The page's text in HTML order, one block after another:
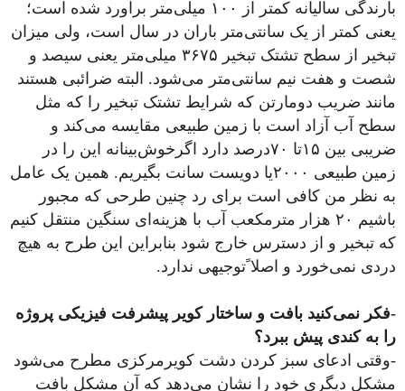
بارندگی سالیانه‌ کمتر از ۱۰۰ میلی‌متر برآورد شده است؛
یعنی کمتر از یک سانتی‌متر باران در سال است، ولی میزان
تبخیر از سطح تشتک تبخیر ۳۶۷۵ میلی‌متر یعنی سیصد و
شصت و هفت نیم سانتی‌متر می‌شود. البته ضرائبی هستند
مانند ضریب دومارتن که شرایط تشتک تبخیر را که مثل
سطح آب آزاد است با زمین طبیعی مقایسه می‌کند و
ضریبی بین ۱۵تا ۷۰درصد دارد اگرخوش‌بینانه این را در
زمین طبیعی ۲۰۰۰یا دویست سانت بگیریم. همین یک عامل
به نظر من کافی است برای رد چنین طرحی که مجبور
باشیم ۲۰ هزار مترمکعب آب با هزینه‌ای سنگین منتقل کنیم
که تبخیر و از دسترس خارج شود بنابراین این طرح به هیچ
دردی نمی‌خورد و اصلا ًتوجیهی ندارد.
-فکر نمی‌کنید بافت و ساختار کویر پیشرفت فیزیکی پروژه
را به کندی پیش ببرد؟
-وقتی ادعای سبز کردن دشت کویرمرکزی مطرح می‌شود
مشکل دیگری خود را نشان می‌دهد که آن مشکل بافت